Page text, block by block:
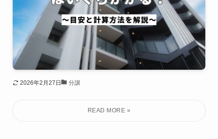
2026年2月27日 分譲